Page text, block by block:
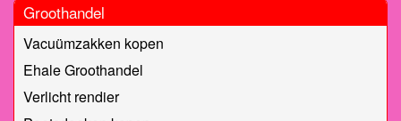
Groothandel
Vacuümzakken kopen
Ehale Groothandel
Verlicht rendier